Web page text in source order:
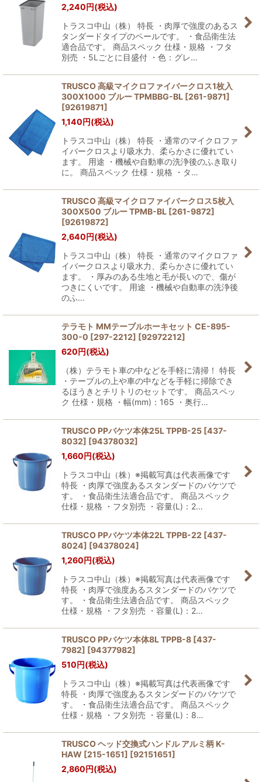
2,240円(税込)
トラスコ中山（株） 特長 ・肉厚で強度のあるス
タンダードタイプのペールです。 ・食品衛生法
適合品です。 商品スペック 仕様・規格 ・フタ
別売 ・5Lごとに目盛付 ・色：グレ…
TRUSCO 高級マイクロファイバークロス1枚入
300X1000 ブルー TPMBBG-BL [261-9871]
[92619871]
1,140円(税込)
トラスコ中山（株） 特長 ・通常のマイクロファ
イバークロスより吸水力、柔らかさに優れてい
ます。 用途 ・機械や自動車の洗浄後のふき取り
に。 商品スペック 仕様・規格 ・タ…
TRUSCO 高級マイクロファイバークロス5枚入
300X500 ブルー TPMB-BL [261-9872]
[92619872]
2,640円(税込)
トラスコ中山（株） 特長 ・通常のマイクロファ
イバークロスより吸水力、柔らかさに優れてい
ます。 ・厚みのある生地と毛が長いので、傷が
つきにくいです。 用途 ・機械や自動車の洗浄後
のふ…
テラモト MMテーブルホーキセット CE-895-
300-0 [297-2212] [92972212]
620円(税込)
（株）テラモト車の中などを手軽に清掃！ 特長
・テーブルの上や車の中などを手軽に掃除でき
るほうきとチリトリのセットです。 商品スペッ
ク 仕様・規格 ・幅(mm)：165 ・奥行…
TRUSCO PPバケツ本体25L TPPB-25 [437-
8032] [94378032]
1,660円(税込)
トラスコ中山（株）※掲載写真は代表画像です
特長 ・肉厚で強度あるスタンダードのバケツで
す。 ・食品衛生法適合品です。 商品スペック
仕様・規格 ・フタ別売 ・容量(L)：2…
TRUSCO PPバケツ本体22L TPPB-22 [437-
8024] [94378024]
1,260円(税込)
トラスコ中山（株）※掲載写真は代表画像です
特長 ・肉厚で強度あるスタンダードのバケツで
す。 ・食品衛生法適合品です。 商品スペック
仕様・規格 ・フタ別売 ・容量(L)：2…
TRUSCO PPバケツ本体8L TPPB-8 [437-
7982] [94377982]
510円(税込)
トラスコ中山（株）※掲載写真は代表画像です
特長 ・肉厚で強度あるスタンダードのバケツで
す。 ・食品衛生法適合品です。 商品スペック
仕様・規格 ・フタ別売 ・容量(L)：8…
TRUSCO ヘッド交換式ハンドル アルミ柄 K-
HAW [215-1651] [92151651]
2,860円(税込)